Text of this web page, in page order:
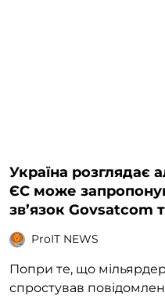
Україна розглядає
ЄС може
зв’язок Govsatcom
ProIT NEWS
Попри те, що
спростував